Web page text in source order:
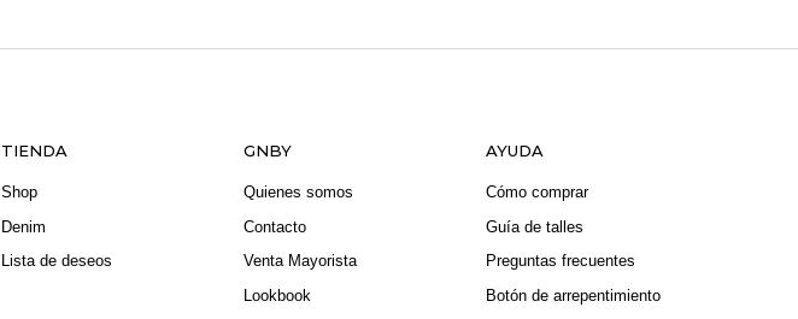
TIENDA
Shop
Denim
Lista de deseos
GNBY
Quienes somos
Contacto
Venta Mayorista
Lookbook
AYUDA
Cómo comprar
Guía de talles
Preguntas frecuentes
Botón de arrepentimiento